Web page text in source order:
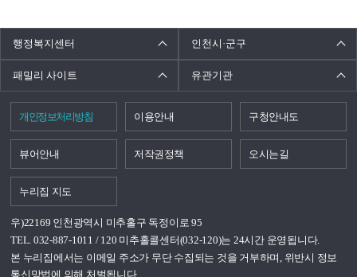
행정복지센터 인천시·군구
패밀리 사이트 유관기관
개인정보처리방침 이용안내 구청안내도
뷰어안내 저작권정책 오시는길
누리집 지도
우)22169 인천광역시 미추홀구 독정이로 95
TEL. 032-887-1011 / 120 미추홀콜센터(032-120)는 24시간 운영됩니다.
본 누리집에서는 이메일 주소가 무단 수집되는 것을 거부하며, 위반시 정보
통신망법에 의해 처벌됩니다.